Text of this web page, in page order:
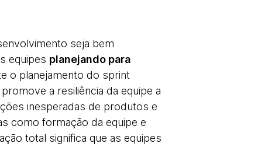
seja bem
equipes planejando para
o planejamento do sprint
a resiliência da equipe a
inesperadas de produtos e
como formação da equipe e
total significa que as equipes